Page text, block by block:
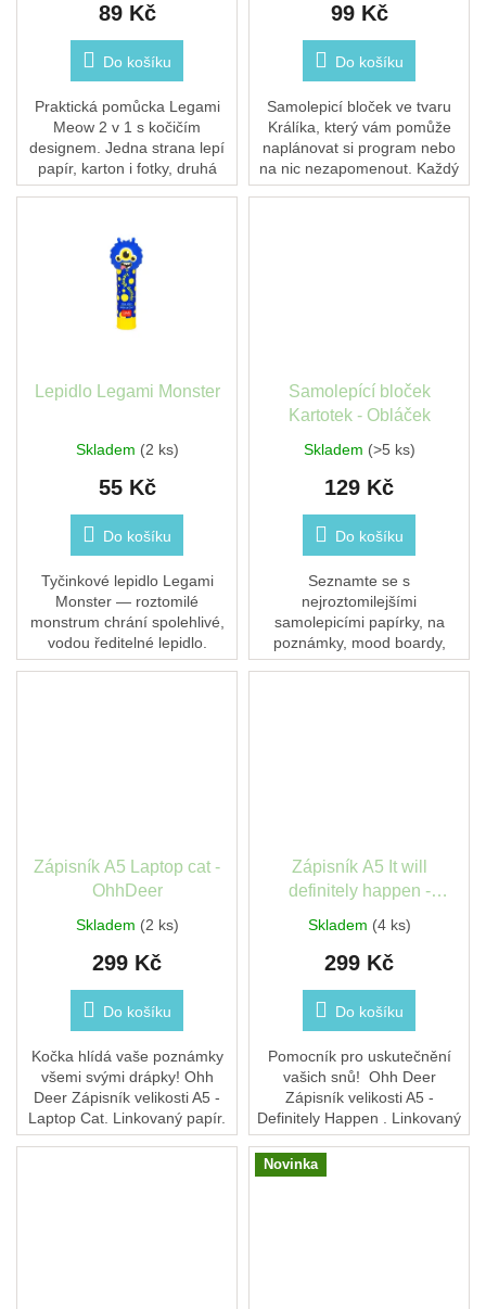
89 Kč
Do košíku
Praktická pomůcka Legami
Meow 2 v 1 s kočičím
designem. Jedna strana lepí
papír, karton i fotky, druhá
nabízí krycí korekční pásku,
99 Kč
Do košíku
Samolepicí bloček ve tvaru
Králíka, který vám pomůže
naplánovat si program nebo
na nic nezapomenout. Každý
obsahuje 40 listů.
Lepidlo Legami Monster
Skladem (2 ks)
55 Kč
Do košíku
Tyčinkové lepidlo Legami
Monster — roztomilé
monstrum chrání spolehlivé,
vodou ředitelné lepidlo.
Netoxické, omývatelné,
Samolepící bloček
Kartotek - Obláček
Skladem (>5 ks)
129 Kč
Do košíku
Seznamte se s
nejroztomilejšími
samolepicími papírky, na
poznámky, mood boardy,
úkoly a milé zprávy.
Zápisník A5 Laptop cat -
OhhDeer
Skladem (2 ks)
299 Kč
Do košíku
Kočka hlídá vaše poznámky
všemi svými drápky! Ohh
Deer Zápisník velikosti A5 -
Laptop Cat. Linkovaný papír.
172 stran. Přibližné rozměry
Zápisník A5 It will
definitely happen -
Skladem (4 ks)
299 Kč
Do košíku
Pomocník pro uskutečnění
vašich snů! Ohh Deer
Zápisník velikosti A5 -
Definitely Happen . Linkovaný
papír . 172 stran . Rozměry
215.0 x 158.0 x 22.0mm
Novinka